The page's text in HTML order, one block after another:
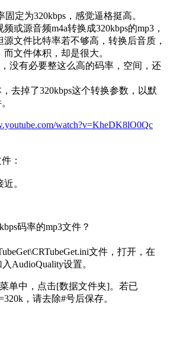
定为320kbps，感觉逼格挺高。
或源音频m4a转换成320kbps的mp3，
文件比特率若不够高，转换后音质，
文件体积，却是很大。
没有必要整这么高的码率，空间，还
去掉了320kbps这个转换参数，以默
watch?v=KheDK8lO0Qc
：
。
码率的mp3文件？
文件，打开，在
AudioQuality设置。
单中，点击[数据文件夹]。若已
，请去除#号后保存。